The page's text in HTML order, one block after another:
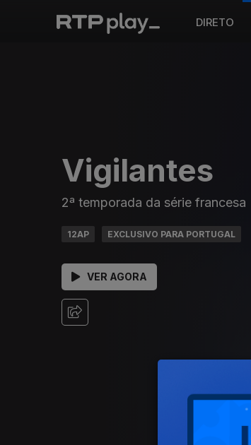
DIRETO
Vigilantes
2ª temporada da série francesa
12AP EXCLUSIVO PARA PORTUGAL
VER AGORA